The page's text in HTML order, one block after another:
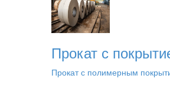
Прокат с
Прокат с полимерным